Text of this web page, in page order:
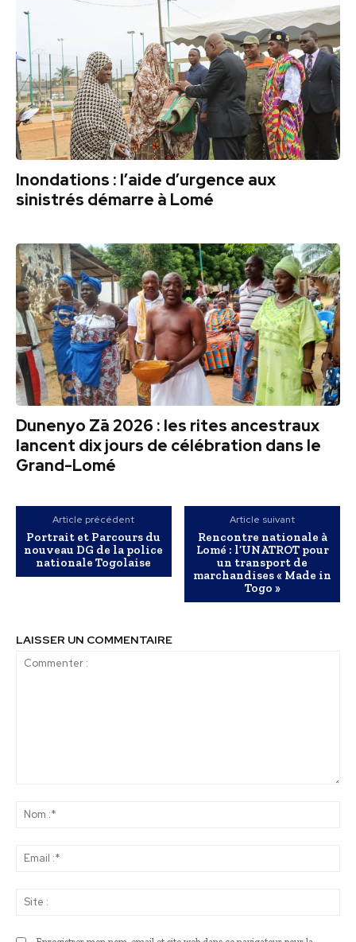
Inondations : l’aide d’urgence aux
sinistrés démarre à Lomé
Dunenyo Zā 2026 : les rites ancestraux
lancent dix jours de célébration dans le
Grand-Lomé
Article précédent
Portrait et Parcours du
nouveau DG de la police
nationale Togolaise
Article suivant
Rencontre nationale à
Lomé : l’UNATROT pour
un transport de
marchandises « Made in
Togo »
LAISSER UN COMMENTAIRE